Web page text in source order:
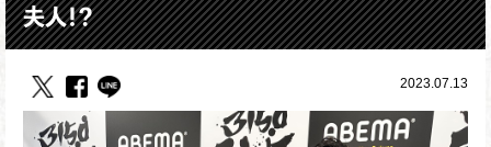
夫人！？
2023.07.13